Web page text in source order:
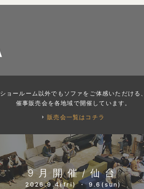
ショールーム以外でもソファをご体感いただける、
催事販売会を各地域で開催しています。
販売会一覧はコチラ
9月開催/仙台
2026.9.4(fri) ・ 9.6(sun)